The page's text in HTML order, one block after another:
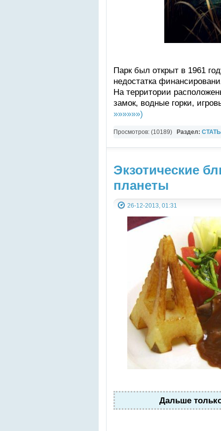
Парк был открыт в 1961
недостатка
На территории
замок, водные горки,
»»»»»»)
Просмотров: (10189) Раздел:
Экзотические
планеты
26-12-2013, 01:31
Дальше